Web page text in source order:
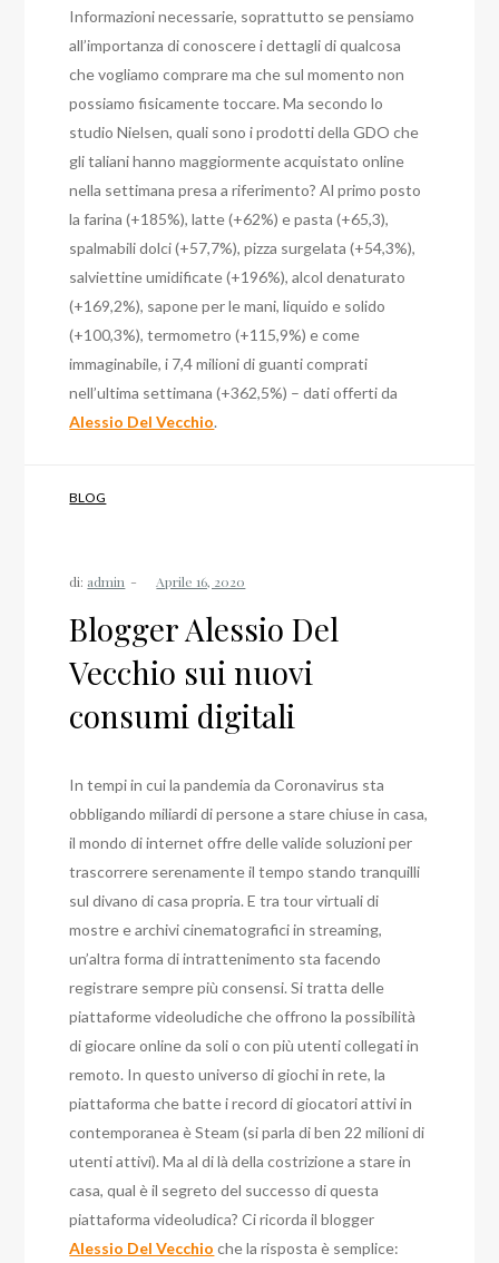
Informazioni necessarie, soprattutto se pensiamo
all’importanza di conoscere i dettagli di qualcosa
che vogliamo comprare ma che sul momento non
possiamo fisicamente toccare. Ma secondo lo
studio Nielsen, quali sono i prodotti della GDO che
gli taliani hanno maggiormente acquistato online
nella settimana presa a riferimento? Al primo posto
la farina (+185%), latte (+62%) e pasta (+65,3),
spalmabili dolci (+57,7%), pizza surgelata (+54,3%),
salviettine umidificate (+196%), alcol denaturato
(+169,2%), sapone per le mani, liquido e solido
(+100,3%), termometro (+115,9%) e come
immaginabile, i 7,4 milioni di guanti comprati
nell’ultima settimana (+362,5%) – dati offerti da
Alessio Del Vecchio.
BLOG
di: admin
Blogger Alessio Del
Vecchio sui nuovi
consumi digitali
In tempi in cui la pandemia da Coronavirus sta
obbligando miliardi di persone a stare chiuse in casa,
il mondo di internet offre delle valide soluzioni per
trascorrere serenamente il tempo stando tranquilli
sul divano di casa propria. E tra tour virtuali di
mostre e archivi cinematografici in streaming,
un’altra forma di intrattenimento sta facendo
registrare sempre più consensi. Si tratta delle
piattaforme videoludiche che offrono la possibilità
di giocare online da soli o con più utenti collegati in
remoto. In questo universo di giochi in rete, la
piattaforma che batte i record di giocatori attivi in
contemporanea è Steam (si parla di ben 22 milioni di
utenti attivi). Ma al di là della costrizione a stare in
casa, qual è il segreto del successo di questa
piattaforma videoludica? Ci ricorda il blogger
Alessio Del Vecchio che la risposta è semplice: